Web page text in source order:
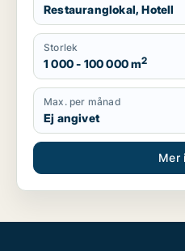
Restauranglokal, Hotell
Storlek
1 000 - 100 000 m2
Max. per månad
Ej angivet
Mer